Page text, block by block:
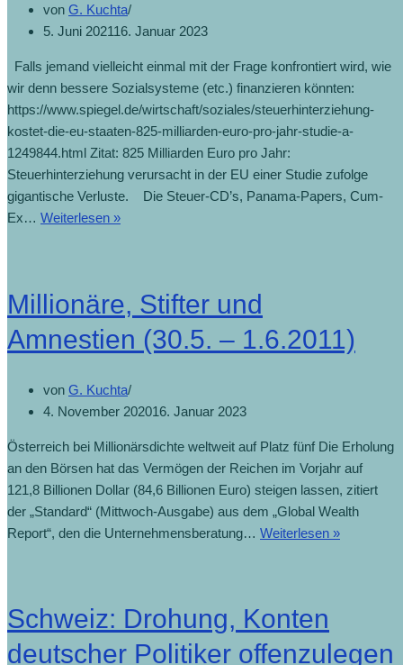
von G. Kuchta
5. Juni 202116. Januar 2023
Falls jemand vielleicht einmal mit der Frage konfrontiert wird, wie
wir denn bessere Sozialsysteme (etc.) finanzieren könnten:
https://www.spiegel.de/wirtschaft/soziales/steuerhinterziehung-
kostet-die-eu-staaten-825-milliarden-euro-pro-jahr-studie-a-
1249844.html Zitat: 825 Milliarden Euro pro Jahr:
Steuerhinterziehung verursacht in der EU einer Studie zufolge
gigantische Verluste. Die Steuer-CD’s, Panama-Papers, Cum-
Ex… Weiterlesen »
Millionäre, Stifter und
Amnestien (30.5. – 1.6.2011)
von G. Kuchta
4. November 202016. Januar 2023
Österreich bei Millionärsdichte weltweit auf Platz fünf Die Erholung
an den Börsen hat das Vermögen der Reichen im Vorjahr auf
121,8 Billionen Dollar (84,6 Billionen Euro) steigen lassen, zitiert
der „Standard“ (Mittwoch-Ausgabe) aus dem „Global Wealth
Report“, den die Unternehmensberatung… Weiterlesen »
Schweiz: Drohung, Konten
deutscher Politiker offenzulegen